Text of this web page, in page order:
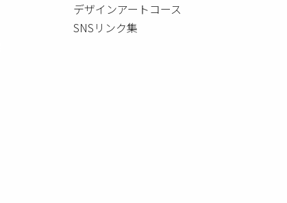
デザインアートコース
SNSリンク集